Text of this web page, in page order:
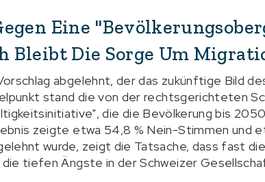
Eine
Bleibt Die Sorge Um
abgelehnt, der das zukünftige Bild
stand die von der rechtsgerichteten
die die Bevölkerung bis
zeigte etwa 54,8 % Nein-Stimmen und
wurde, zeigt die Tatsache, dass fast
tiefen Ängste in der Schweizer